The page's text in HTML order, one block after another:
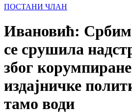
ПОСТАНИ ЧЛАН
Ивановић:
се срушила
због
издајничке
тамо води